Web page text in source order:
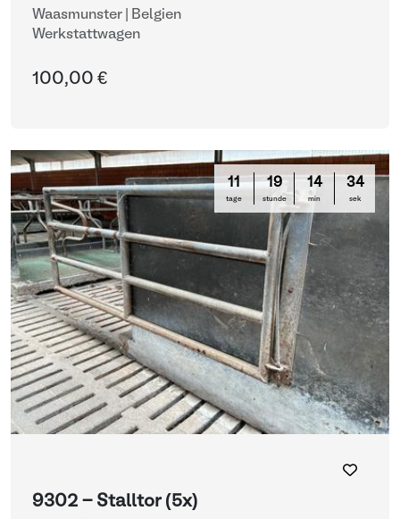
Waasmunster | Belgien
Werkstattwagen
100,00 €
11
tage
19
stunde
14
min
34
sek
9302 - Stalltor (5x)